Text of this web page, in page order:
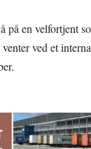
på en velfortjent
ved et